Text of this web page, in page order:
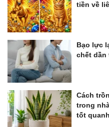
tiền về
Bạo lực
chết dần
Cách
trong
tốt